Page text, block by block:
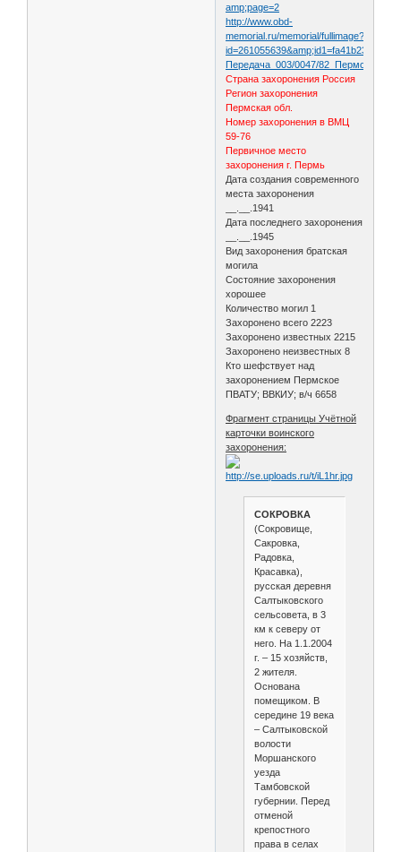
amp;page=2
http://www.obd-
memorial.ru/memorial/fullimage?
Передача_003/0047/
Страна захоронения Россия
Регион захоронения
Пермская обл.
Номер захоронения в ВМЦ
59-76
Первичное место
захоронения г. Пермь
Дата создания современного
места захоронения
__.__.1941
Дата последнего захоронения
__.__.1945
Вид захоронения братская
могила
Состояние захоронения
хорошее
Количество могил 1
Захоронено всего 2223
Захоронено известных 2215
Захоронено неизвестных 8
Кто шефствует над
захоронением Пермское
ПВАТУ; ВВКИУ; в/ч 6658
Фрагмент страницы Учётной
карточки воинского
захоронения:
СОКРОВКА
(Сокровище,
Сакровка,
Радовка,
Красавка),
русская деревня
Салтыковского
сельсовета, в 3
км к северу от
него. На 1.1.2004
г. – 15 хозяйств,
2 жителя.
Основана
помещиком. В
середине 19 века
– Салтыковской
волости
Моршанского
уезда
Тамбовской
губернии. Перед
отменой
крепостного
права в селах